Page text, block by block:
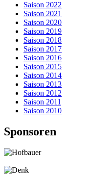
Saison 2022
Saison 2021
Saison 2020
Saison 2019
Saison 2018
Saison 2017
Saison 2016
Saison 2015
Saison 2014
Saison 2013
Saison 2012
Saison 2011
Saison 2010
Sponsoren